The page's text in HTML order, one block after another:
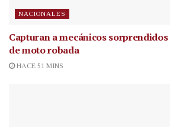
NACIONALES
Capturan a mecánicos
de moto robada
HACE 51 MINS